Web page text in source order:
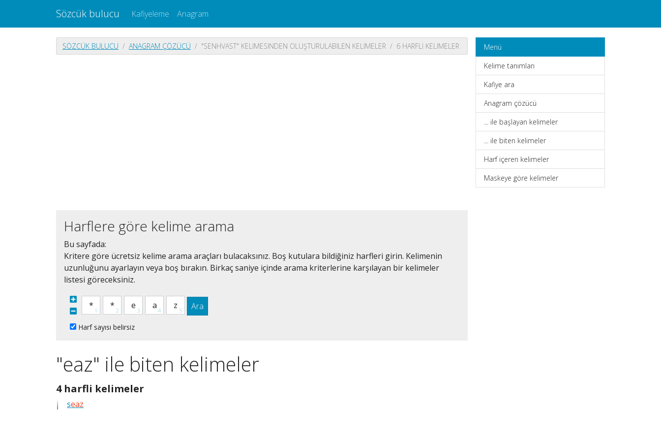
Sözcük bulucu Kafiyeleme Anagram
SÖZCÜK BULUCU ANAGRAM ÇÖZÜCÜ "SENHVAST" KELIMESINDEN OLUŞTURULABILEN KELIMELER 6 HARFLI KELIMELER
Harflere göre kelime arama
Bu sayfada:
Kritere göre ücretsiz kelime arama araçları bulacaksınız. Boş kutulara bildiğiniz harfleri girin. Kelimenin
uzunluğunu ayarlayın veya boş bırakın. Birkaç saniye içinde arama kriterlerine karşılayan bir kelimeler
listesi göreceksiniz.
Ara
Harf sayısı belirsiz
"eaz" ile biten kelimeler
4 harfli kelimeler
seaz
Menü
Kelime tanımları
Kafiye ara
Anagram çözücü
... ile başlayan kelimeler
... ile biten kelimeler
Harf içeren kelimeler
Maskeye göre kelimeler